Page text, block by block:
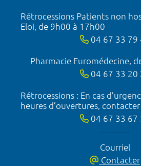
Rétrocessions Patients non
Eloi, de 9h00 à 17h00
04 67 33 79
Pharmacie Euromédecine,
04 67 33 20
Rétrocessions : En cas
heures d’ouvertures,
04 67 33 67
Courriel
Contacter